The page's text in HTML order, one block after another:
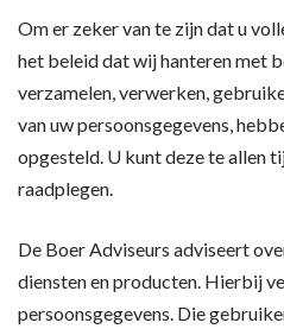
Om er zeker van te zijn dat u
het beleid dat wij hanteren met
verzamelen, verwerken,
van uw persoonsgegevens,
opgesteld. U kunt deze te allen
raadplegen.
De Boer Adviseurs adviseert
diensten en producten. Hierbij
persoonsgegevens. Die